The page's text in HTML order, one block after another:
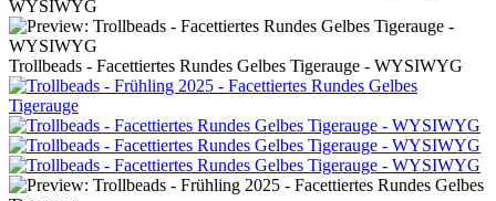
Trollbeads - Facettiertes Rundes Gelbes Tigerauge - WYSIWYG